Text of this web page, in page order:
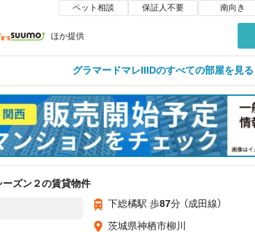
ペット相談 保証人不要 南向き
ほか提供
グラマードマレIIIDのすべての部屋を見る
ーズン２の賃貸物件
下総橘駅 歩87分 （成田線）
茨城県神栖市柳川